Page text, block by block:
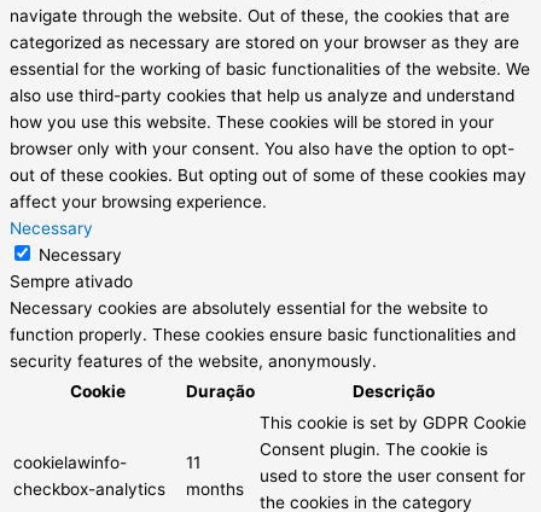
navigate through the website. Out of these, the cookies that are
categorized as necessary are stored on your browser as they are
essential for the working of basic functionalities of the website. We
also use third-party cookies that help us analyze and understand
how you use this website. These cookies will be stored in your
browser only with your consent. You also have the option to opt-
out of these cookies. But opting out of some of these cookies may
affect your browsing experience.
Necessary
Necessary
Sempre ativado
Necessary cookies are absolutely essential for the website to
function properly. These cookies ensure basic functionalities and
security features of the website, anonymously.
Cookie
Duração Descrição
cookielawinfo-
checkbox-analytics
11
months
This cookie is set by GDPR Cookie
Consent plugin. The cookie is
used to store the user consent for
the cookies in the category